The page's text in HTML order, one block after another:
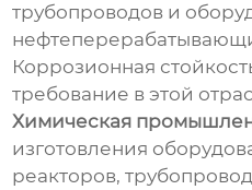
трубопроводов и
Коррозионная
требование в этой
Химическая
изготовления
реакторов,